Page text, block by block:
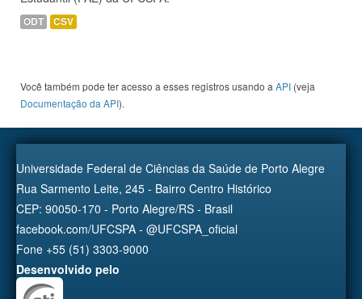
ODT CSV
Você também pode ter acesso a esses registros usando a API (veja
Documentação da API).
Universidade Federal de Ciências da Saúde de Porto Alegre
Rua Sarmento Leite, 245 - Bairro Centro Histórico
CEP: 90050-170 - Porto Alegre/RS - Brasil
facebook.com/UFCSPA - @UFCSPA_oficial
Fone +55 (51) 3303-9000
Desenvolvido pelo